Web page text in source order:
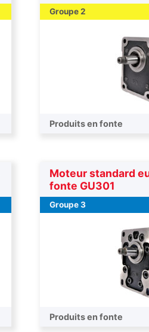
Groupe 2
Produits en fonte
Moteur standard
fonte GU301
Groupe 3
Produits en fonte